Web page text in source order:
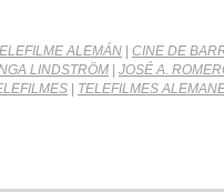
ALEMÁN CINE DE
LINDSTRÖM JOSÉ A.
TELEFILMES